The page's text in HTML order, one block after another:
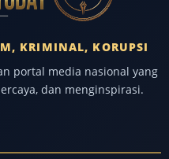
KRIMINAL, KORUPSI
portal media nasional yang
dan menginspirasi.